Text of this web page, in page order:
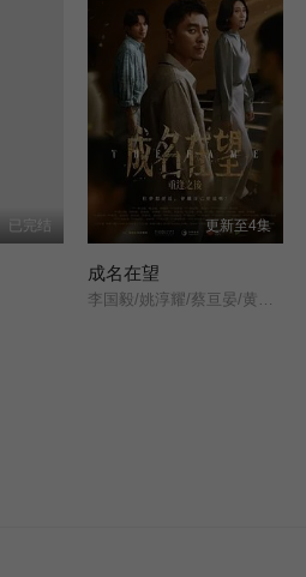
已完结 更新至4集
成名在望